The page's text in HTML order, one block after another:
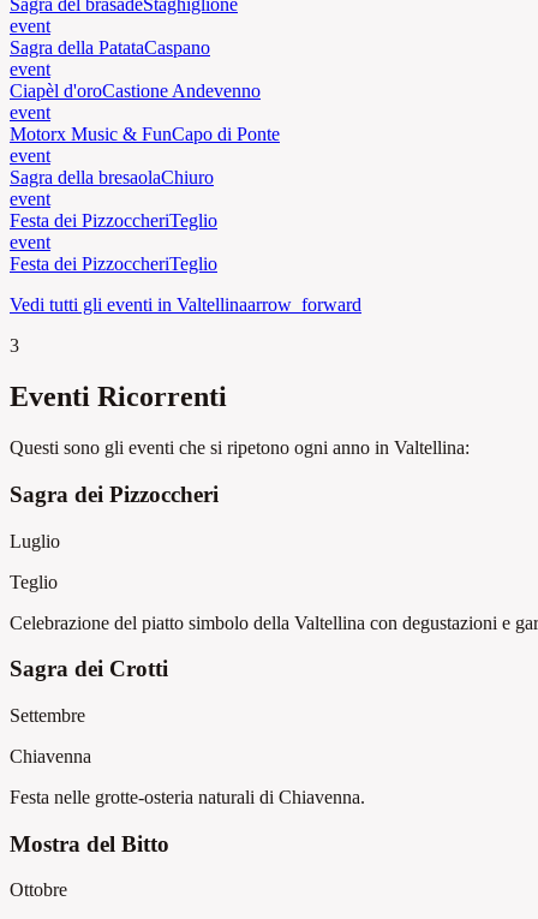
Sagra del brasadèStaghiglione
event
Sagra della PatataCaspano
event
Ciapèl d'oroCastione Andevenno
event
Motorx Music & FunCapo di Ponte
event
Sagra della bresaolaChiuro
event
Festa dei PizzoccheriTeglio
event
Festa dei PizzoccheriTeglio
Vedi tutti gli eventi in Valtellinaarrow_forward
3
Eventi Ricorrenti
Questi sono gli eventi che si ripetono ogni anno in Valtellina:
Sagra dei Pizzoccheri
Luglio
Teglio
Celebrazione del piatto simbolo della Valtellina con degustazioni e
Sagra dei Crotti
Settembre
Chiavenna
Festa nelle grotte-osteria naturali di Chiavenna.
Mostra del Bitto
Ottobre